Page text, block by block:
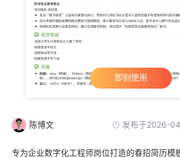
即刻使用
陈博文 发布于2026-
专为企业数字化工程师岗位打造的春招简历模